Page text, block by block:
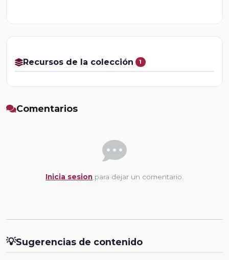
Recursos de la colección 1
Comentarios
Inicia sesion para dejar un comentario.
💡Sugerencias de contenido